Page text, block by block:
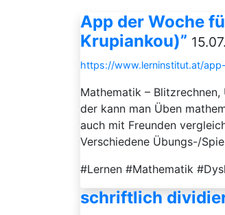
App der Woche
Krupiankou)”
https://www.lerninstitut.at/
Mathematik –
der kann man Üben
auch mit Freunden
Verschiedene Übungs-/
#Lernen #Mathematik
schriftlich